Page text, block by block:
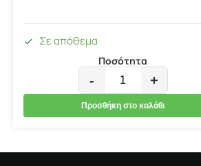
Σε απόθεμα
Ποσότητα
- +
Προσθήκη στο καλάθι